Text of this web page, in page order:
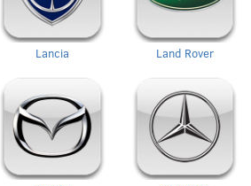
Lancia Land Rover